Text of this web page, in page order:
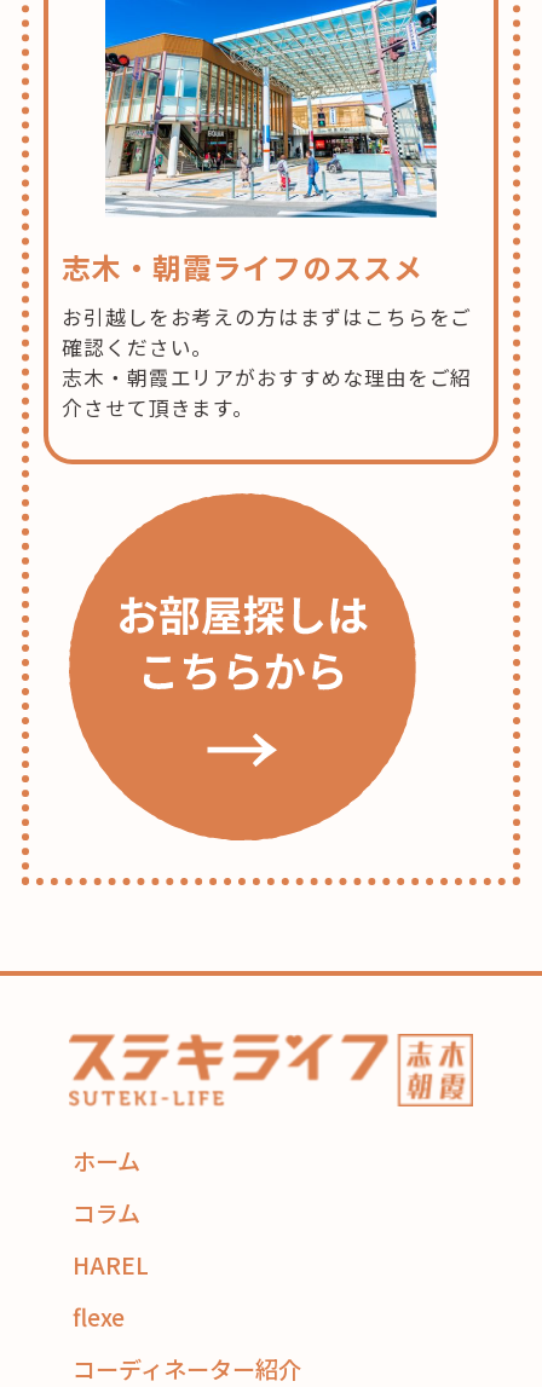
志木・朝霞ライフのススメ
お引越しをお考えの方はまずはこちらをご
確認ください。
志木・朝霞エリアがおすすめな理由をご紹
介させて頂きます。
ホーム
コラム
HAREL
flexe
コーディネーター紹介